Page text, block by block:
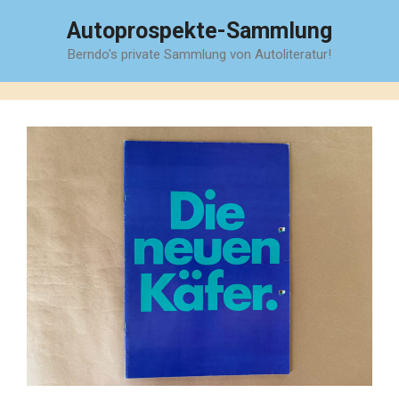
Autoprospekte-Sammlung
Berndo's private Sammlung von Autoliteratur!